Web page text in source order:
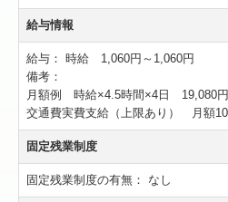
給与情報
給与： 時給 1,060円～1,060円
備考：
月額例 時給×4.5時間×4日 19,080円
交通費実費支給（上限あり） 月額
固定残業制度
固定残業制度の有無： なし